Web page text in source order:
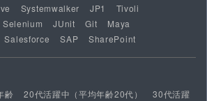
Systemwalker JP1
Tivoli
Selenium JUnit Git
Maya
Salesforce SAP SharePoint
齢 20代活躍中（平均年齢20代）
30代活躍